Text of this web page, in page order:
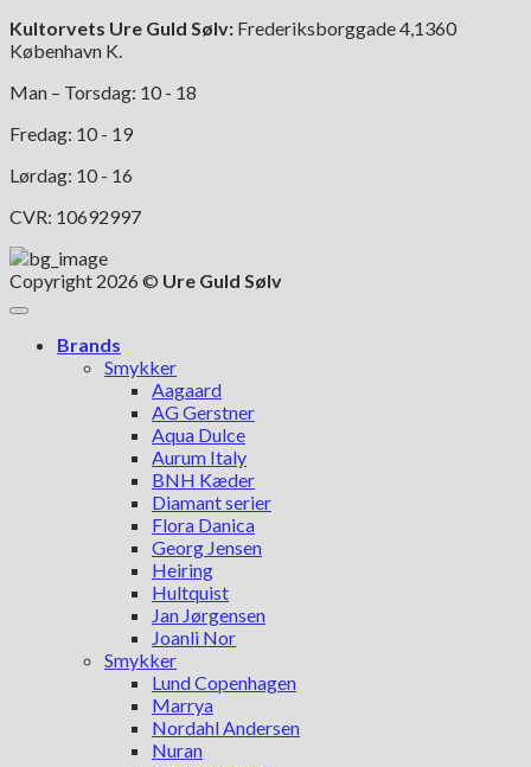
Kultorvets Ure Guld Sølv: Frederiksborggade 4,1360
København K.
Man – Torsdag: 10 - 18
Fredag: 10 - 19
Lørdag: 10 - 16
CVR: 10692997
Copyright 2026 © Ure Guld Sølv
Brands
Smykker
Aagaard
AG Gerstner
Aqua Dulce
Aurum Italy
BNH Kæder
Diamant serier
Flora Danica
Georg Jensen
Heiring
Hultquist
Jan Jørgensen
Joanli Nor
Smykker
Lund Copenhagen
Marrya
Nordahl Andersen
Nuran